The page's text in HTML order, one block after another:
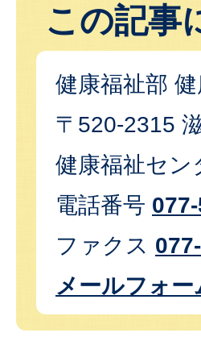
この記事
健康福祉部
〒520-2315
健康福祉セン
電話番号
ファクス
メールフォ